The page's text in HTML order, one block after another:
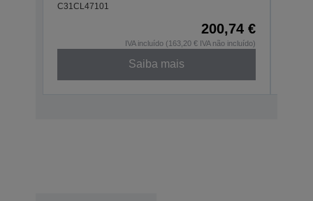
C31CL47101
200,74 €
IVA incluído (163,20 € IVA não incluído)
Saiba mais